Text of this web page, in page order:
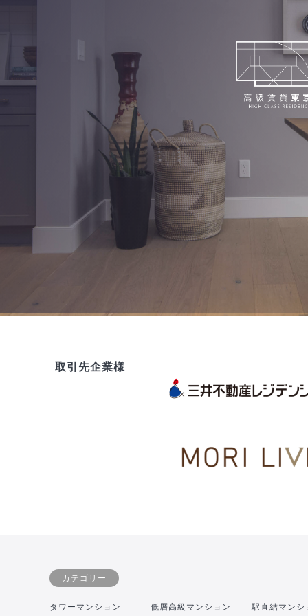
取引先企業様
カテゴリー
タワーマンション 低層高級マンション 駅直結マンシ